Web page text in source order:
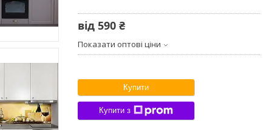
від 590 ₴
Показати оптові ціни
Купити
Купити з